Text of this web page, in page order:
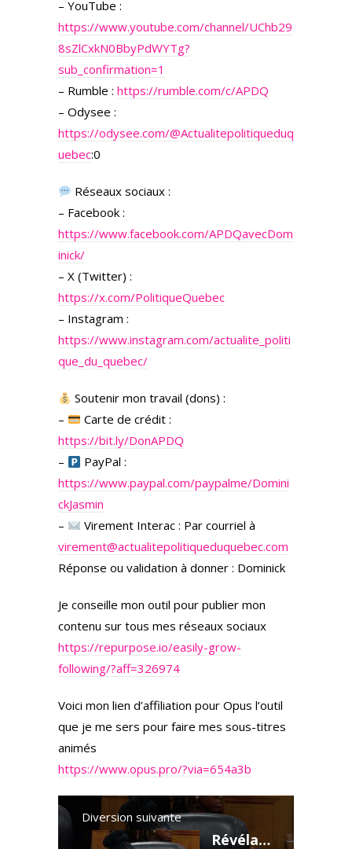
– YouTube :
https://www.youtube.com/channel/UChb29
8sZlCxkN0BbyPdWYTg?
sub_confirmation=1
– Rumble : https://rumble.com/c/APDQ
– Odysee :
https://odysee.com/@Actualitepolitiqueduq
uebec:0
Réseaux sociaux :
– Facebook :
https://www.facebook.com/APDQavecDom
inick/
– X (Twitter) :
https://x.com/PolitiqueQuebec
– Instagram :
https://www.instagram.com/actualite_politi
que_du_quebec/
Soutenir mon travail (dons) :
–
Carte de crédit :
https://bit.ly/DonAPDQ
–
PayPal :
https://www.paypal.com/paypalme/Domini
ckJasmin
–
Virement Interac : Par courriel à
virement@actualitepolitiqueduquebec.com
Réponse ou validation à donner : Dominick
Je conseille mon outil pour publier mon
contenu sur tous mes réseaux sociaux
https://repurpose.io/easily-grow-
following/?aff=326974
Voici mon lien d’affiliation pour Opus l’outil
que je me sers pour faire mes sous-titres
animés
https://www.opus.pro/?via=654a3b
Diversion suivante
Révélations : Des Écoles au Bord du Chaos ?